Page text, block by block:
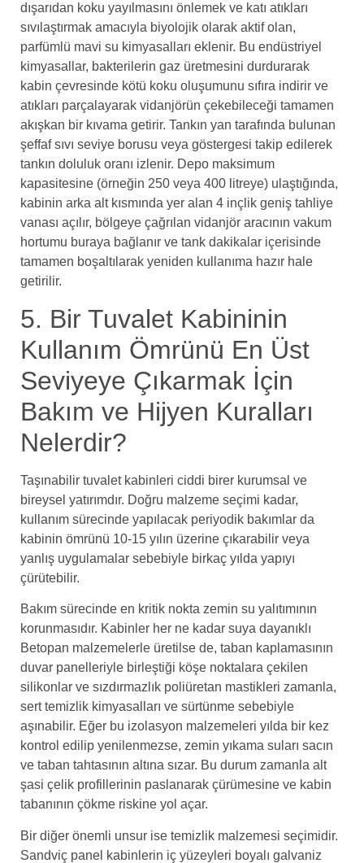
dışarıdan koku yayılmasını önlemek ve katı atıkları
sıvılaştırmak amacıyla biyolojik olarak aktif olan,
parfümlü mavi su kimyasalları eklenir. Bu endüstriyel
kimyasallar, bakterilerin gaz üretmesini durdurarak
kabin çevresinde kötü koku oluşumunu sıfıra indirir ve
atıkları parçalayarak vidanjörün çekebileceği tamamen
akışkan bir kıvama getirir. Tankın yan tarafında bulunan
şeffaf sıvı seviye borusu veya göstergesi takip edilerek
tankın doluluk oranı izlenir. Depo maksimum
kapasitesine (örneğin 250 veya 400 litreye) ulaştığında,
kabinin arka alt kısmında yer alan 4 inçlik geniş tahliye
vanası açılır, bölgeye çağrılan vidanjör aracının vakum
hortumu buraya bağlanır ve tank dakikalar içerisinde
tamamen boşaltılarak yeniden kullanıma hazır hale
getirilir.
5. Bir Tuvalet Kabininin
Kullanım Ömrünü En Üst
Seviyeye Çıkarmak İçin
Bakım ve Hijyen Kuralları
Nelerdir?
Taşınabilir tuvalet kabinleri ciddi birer kurumsal ve
bireysel yatırımdır. Doğru malzeme seçimi kadar,
kullanım sürecinde yapılacak periyodik bakımlar da
kabinin ömrünü 10-15 yılın üzerine çıkarabilir veya
yanlış uygulamalar sebebiyle birkaç yılda yapıyı
çürütebilir.
Bakım sürecinde en kritik nokta zemin su yalıtımının
korunmasıdır. Kabinler her ne kadar suya dayanıklı
Betopan malzemelerle üretilse de, taban kaplamasının
duvar panelleriyle birleştiği köşe noktalara çekilen
silikonlar ve sızdırmazlık poliüretan mastikleri zamanla,
sert temizlik kimyasalları ve sürtünme sebebiyle
aşınabilir. Eğer bu izolasyon malzemeleri yılda bir kez
kontrol edilip yenilenmezse, zemin yıkama suları sacın
ve taban tahtasının altına sızar. Bu durum zamanla alt
şasi çelik profillerinin paslanarak çürümesine ve kabin
tabanının çökme riskine yol açar.
Bir diğer önemli unsur ise temizlik malzemesi seçimidir.
Sandviç panel kabinlerin iç yüzeyleri boyalı galvaniz